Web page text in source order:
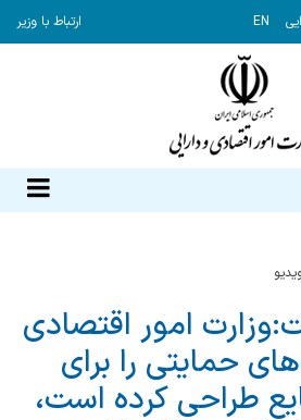
EN ارتباط با وزیر
امور اقتصادی
حمایتی را برای
طراحی کرده است،